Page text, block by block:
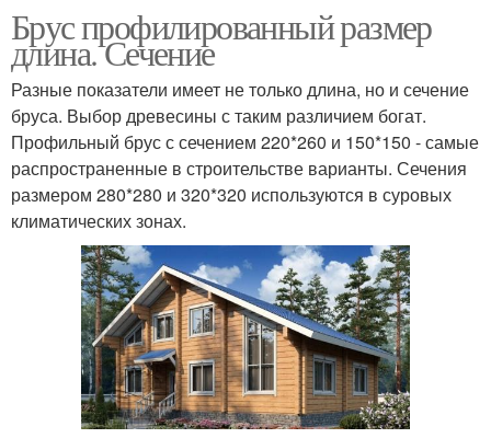
Брус профилированный размер
длина. Сечение
Разные показатели имеет не только длина, но и сечение
бруса. Выбор древесины с таким различием богат.
Профильный брус с сечением 220*260 и 150*150 - самые
распространенные в строительстве варианты. Сечения
размером 280*280 и 320*320 используются в суровых
климатических зонах.